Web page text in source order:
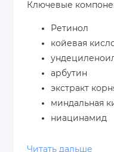
Ключевые
Ретинол
койевая
арбутин
экстракт
миндальная
ниацинамид
гликолевая
Читать дальше